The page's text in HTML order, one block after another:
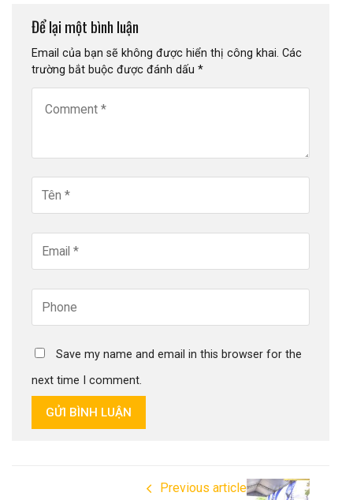
Để lại một bình luận
Email của bạn sẽ không được hiển thị công khai. Các
trường bắt buộc được đánh dấu *
Save my name and email in this browser for the
next time I comment.
GỬI BÌNH LUẬN
Previous article